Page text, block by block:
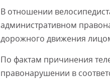
В отношении
административном
дорожного движения
По фактам причинения
правонарушении в